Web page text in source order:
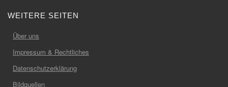
WEITERE SEITEN
Über uns
Impressum & Rechtliches
Datenschutzerklärung
Bildquellen